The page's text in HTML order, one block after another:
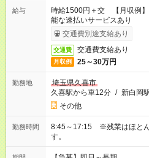
給与
時給1500円＋交 【月収例
能な速払いサービスあり
交通費別途支給あり
交通費 交通費支給あり
月収例 25～30万円
勤務地
埼玉県久喜市
久喜駅から車12分 / 新白岡
その他
勤務時間
8:45～17:15 ※残業はほと
す。